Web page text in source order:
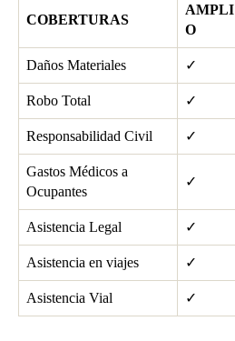
COBERTURAS
AMPLI
O
Daños Materiales ✓
Robo Total ✓
Responsabilidad Civil ✓
Gastos Médicos a
Ocupantes
✓
Asistencia Legal ✓
Asistencia en viajes ✓
Asistencia Vial ✓